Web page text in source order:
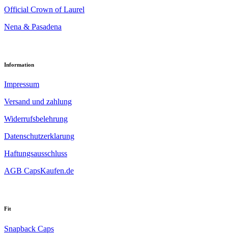
Official Crown of Laurel
Nena & Pasadena
Information
Impressum
Versand und zahlung
Widerrufsbelehrung
Datenschutzerklarung
Haftungsausschluss
AGB CapsKaufen.de
Fit
Snapback Caps